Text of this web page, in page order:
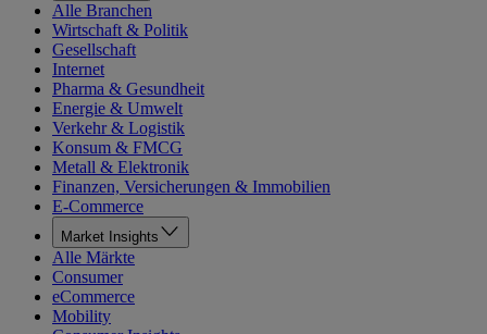
Alle Branchen
Wirtschaft & Politik
Gesellschaft
Internet
Pharma & Gesundheit
Energie & Umwelt
Verkehr & Logistik
Konsum & FMCG
Metall & Elektronik
Finanzen, Versicherungen & Immobilien
E-Commerce
Market Insights
Alle Märkte
Consumer
eCommerce
Mobility